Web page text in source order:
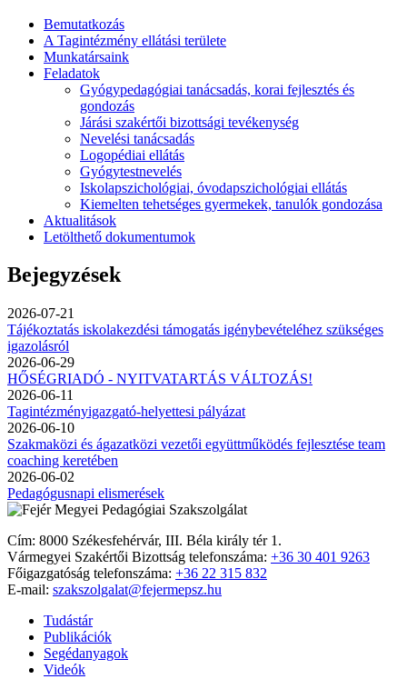
Bemutatkozás
A Tagintézmény ellátási területe
Munkatársaink
Feladatok
Gyógypedagógiai tanácsadás, korai fejlesztés és
gondozás
Járási szakértői bizottsági tevékenység
Nevelési tanácsadás
Logopédiai ellátás
Gyógytestnevelés
Iskolapszichológiai, óvodapszichológiai ellátás
Kiemelten tehetséges gyermekek, tanulók gondozása
Aktualitások
Letölthető dokumentumok
Bejegyzések
2026-07-21
Tájékoztatás iskolakezdési támogatás igénybevételéhez szükséges
igazolásról
2026-06-29
HŐSÉGRIADÓ - NYITVATARTÁS VÁLTOZÁS!
2026-06-11
Tagintézményigazgató-helyettesi pályázat
2026-06-10
Szakmaközi és ágazatközi vezetői együttműködés fejlesztése team
coaching keretében
2026-06-02
Pedagógusnapi elismerések
Cím: 8000 Székesfehérvár, III. Béla király tér 1.
Vármegyei Szakértői Bizottság telefonszáma: +36 30 401 9263
Főigazgatóság telefonszáma: +36 22 315 832
E-mail: szakszolgalat@fejermepsz.hu
Tudástár
Publikációk
Segédanyagok
Videók